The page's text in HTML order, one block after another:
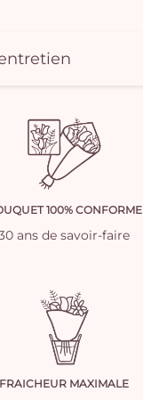
100% CONFORME
ans de savoir-faire
FRAICHEUR MAXIMALE